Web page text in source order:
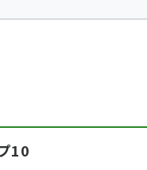
drupal (1929)
genai (1468)
10